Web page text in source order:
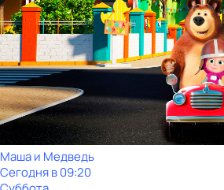
Маша и Медведь
Сегодня в 09:20